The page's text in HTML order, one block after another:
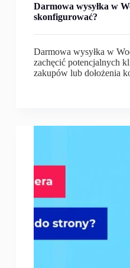
Darmowa wysyłka w
skonfigurować?
Darmowa wysyłka w
zachęcić potencjalnych
zakupów lub dołożenia